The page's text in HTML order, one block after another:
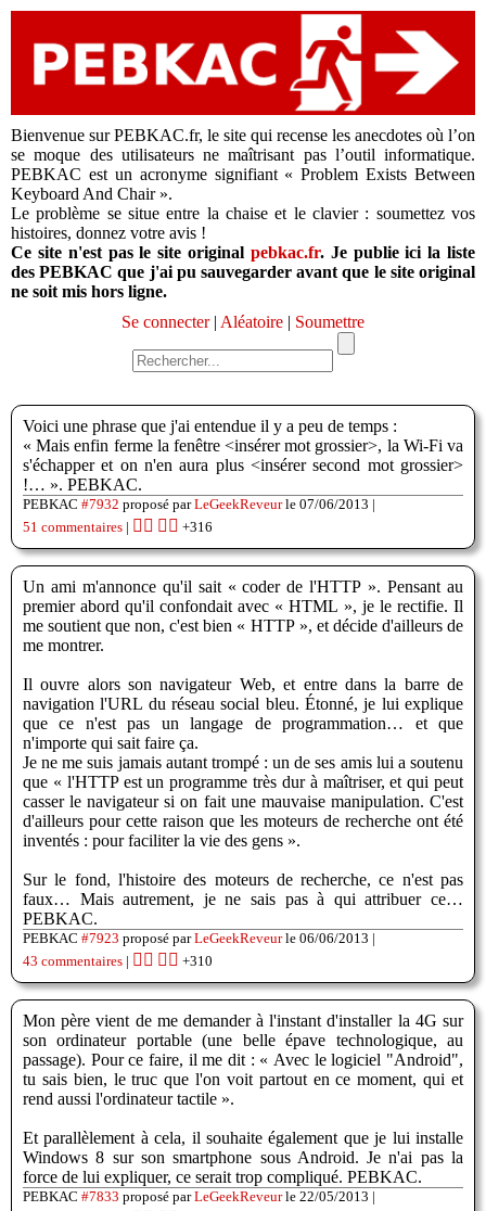
Bienvenue sur PEBKAC.fr, le site qui recense les anecdotes où l’on
se moque des utilisateurs ne maîtrisant pas l’outil informatique.
PEBKAC est un acronyme signifiant « Problem Exists Between
Keyboard And Chair ».
Le problème se situe entre la chaise et le clavier : soumettez vos
histoires, donnez votre avis !
Ce site n'est pas le site original pebkac.fr. Je publie ici la liste
des PEBKAC que j'ai pu sauvegarder avant que le site original
ne soit mis hors ligne.
Se connecter| Aléatoire | Soumettre
Voici une phrase que j'ai entendue il y a peu de temps :
« Mais enfin ferme la fenêtre <insérer mot grossier>, la Wi-Fi va
s'échapper et on n'en aura plus <insérer second mot grossier>
!… ». PEBKAC.
PEBKAC #7932 proposé parLeGeekReveurle 07/06/2013 |
51 commentaires | 👍🏽 👎🏽 +316
Un ami m'annonce qu'il sait « coder de l'HTTP ». Pensant au
premier abord qu'il confondait avec « HTML », je le rectifie. Il
me soutient que non, c'est bien « HTTP », et décide d'ailleurs de
me montrer.
Il ouvre alors son navigateur Web, et entre dans la barre de
navigation l'URL du réseau social bleu. Étonné, je lui explique
que ce n'est pas un langage de programmation… et que
n'importe qui sait faire ça.
Je ne me suis jamais autant trompé : un de ses amis lui a soutenu
que « l'HTTP est un programme très dur à maîtriser, et qui peut
casser le navigateur si on fait une mauvaise manipulation. C'est
d'ailleurs pour cette raison que les moteurs de recherche ont été
inventés : pour faciliter la vie des gens ».
Sur le fond, l'histoire des moteurs de recherche, ce n'est pas
faux… Mais autrement, je ne sais pas à qui attribuer ce…
PEBKAC.
PEBKAC #7923 proposé parLeGeekReveurle 06/06/2013 |
43 commentaires | 👍🏽 👎🏽 +310
Mon père vient de me demander à l'instant d'installer la 4G sur
son ordinateur portable (une belle épave technologique, au
passage). Pour ce faire, il me dit : « Avec le logiciel "Android",
tu sais bien, le truc que l'on voit partout en ce moment, qui et
rend aussi l'ordinateur tactile ».
Et parallèlement à cela, il souhaite également que je lui installe
Windows 8 sur son smartphone sous Android. Je n'ai pas la
force de lui expliquer, ce serait trop compliqué. PEBKAC.
PEBKAC #7833 proposé parLeGeekReveurle 22/05/2013 |